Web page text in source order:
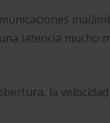
latencia mucho
la